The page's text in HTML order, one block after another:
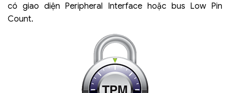
có giao diện Peripheral Interface hoặc bus Low Pin
Count.